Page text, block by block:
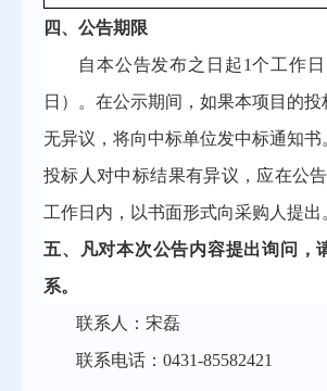
四、公告期限
自本公告发布之日起1个工作日
日）
。 在公示期间，如果本项目的
无异议，将向中标单位发中标通知书
投标人对中标结果有异议，应在公
工作日内，以书面形式向采购人提出
五、凡对本次公告内容提出询问，
系。
联系人： 宋磊
联系电话： 0431-85582421